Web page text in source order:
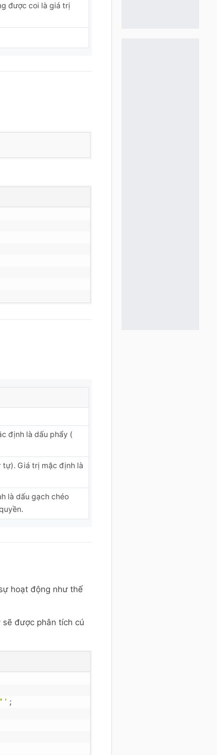
được coi là giá trị
định là dấu phẩy (
Giá trị mặc định là
là dấu gạch chéo
hoạt động như thế
được phân tích cú
;